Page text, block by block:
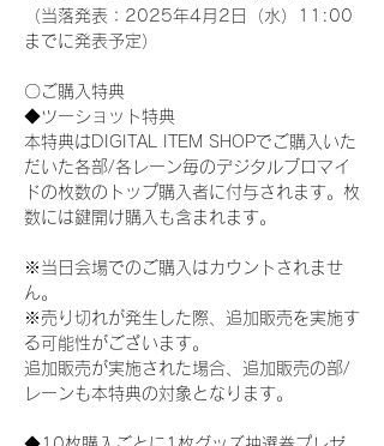
（当落発表：2025年4月2日（水）11:00
までに発表予定）
〇ご購入特典
◆ツーショット特典
本特典はDIGITAL ITEM SHOPでご購入いた
だいた各部/各レーン毎のデジタルブロマイ
ドの枚数のトップ購入者に付与されます。枚
数には鍵開け購入も含まれます。
※当日会場でのご購入はカウントされませ
ん。
※売り切れが発生した際、追加販売を実施す
る可能性がございます。
追加販売が実施された場合、追加販売の部/
レーンも本特典の対象となります。